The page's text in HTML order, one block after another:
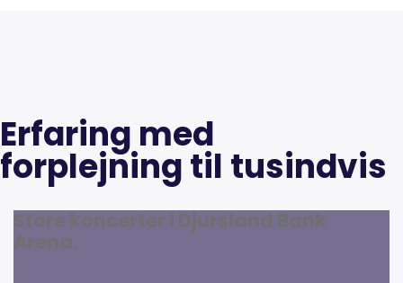
Erfaring med
forplejning til tusindvis
Store koncerter i Djursland Bank
Arena.